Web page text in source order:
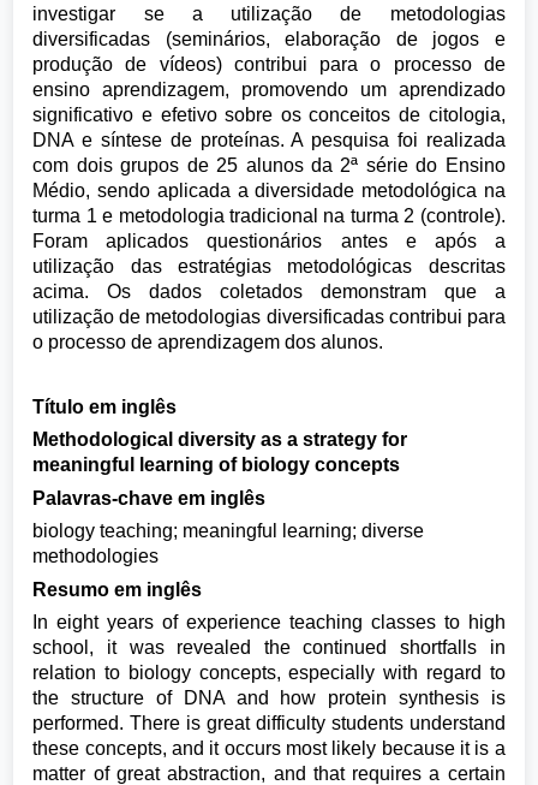
investigar se a utilização de metodologias
diversificadas (seminários, elaboração de jogos e
produção de vídeos) contribui para o processo de
ensino aprendizagem, promovendo um aprendizado
significativo e efetivo sobre os conceitos de citologia,
DNA e síntese de proteínas. A pesquisa foi realizada
com dois grupos de 25 alunos da 2ª série do Ensino
Médio, sendo aplicada a diversidade metodológica na
turma 1 e metodologia tradicional na turma 2 (controle).
Foram aplicados questionários antes e após a
utilização das estratégias metodológicas descritas
acima. Os dados coletados demonstram que a
utilização de metodologias diversificadas contribui para
o processo de aprendizagem dos alunos.
Título em inglês
Methodological diversity as a strategy for
meaningful learning of biology concepts
Palavras-chave em inglês
biology teaching; meaningful learning; diverse
methodologies
Resumo em inglês
In eight years of experience teaching classes to high
school, it was revealed the continued shortfalls in
relation to biology concepts, especially with regard to
the structure of DNA and how protein synthesis is
performed. There is great difficulty students understand
these concepts, and it occurs most likely because it is a
matter of great abstraction, and that requires a certain